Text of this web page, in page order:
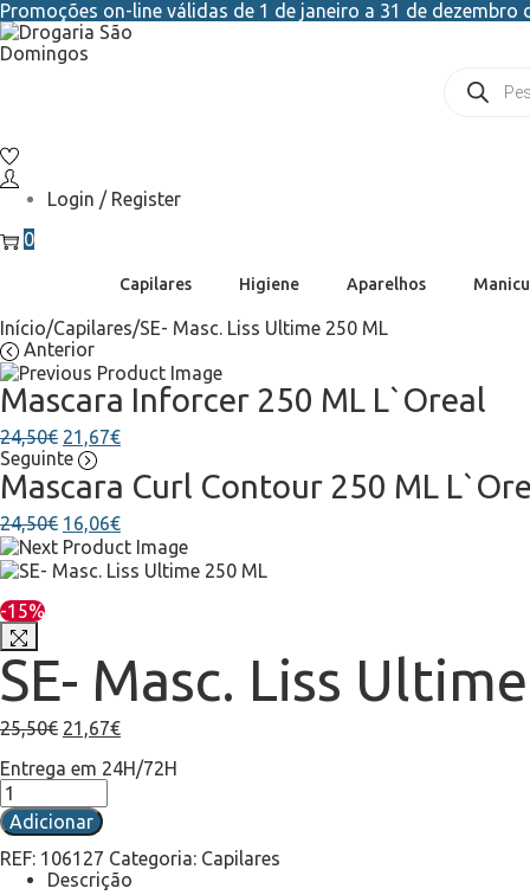
Promoções on-line válidas de 1 de janeiro a 31 de
Login / Register
0
Capilares Higiene Aparelhos
Início/Capilares/SE- Masc. Liss Ultime 250 ML
Anterior
Mascara Inforcer 250 ML L`Oreal
24,50€ 21,67€
Seguinte
Mascara Curl Contour 250 ML
24,50€ 16,06€
-15%
SE- Masc. Liss
25,50€ 21,67€
Entrega em 24H/72H
Adicionar
REF: 106127 Categoria: Capilares
Descrição